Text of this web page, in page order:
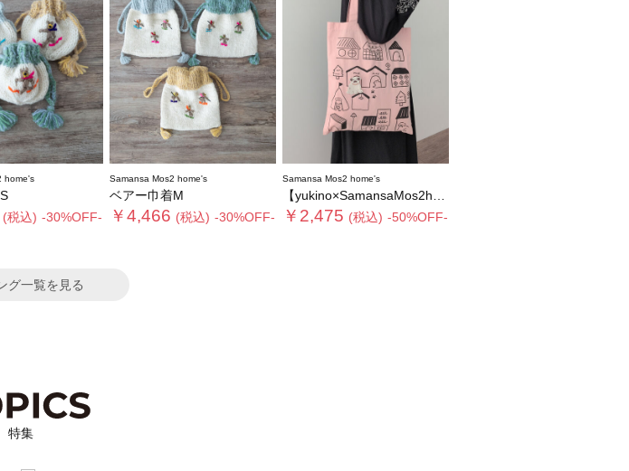
home's
(税込) -30%OFF-
Samansa Mos2 home's
ベアー巾着M
￥4,466 (税込) -30%OFF-
Samansa Mos2 home's
【yukino×SamansaMos2home’s】ブローチ付バッグ
￥2,475 (税込) -50%OFF-
グ一覧を見る
特集